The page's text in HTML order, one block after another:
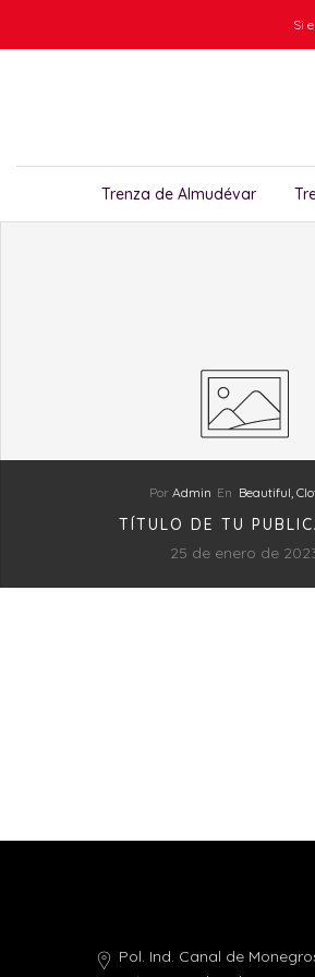
al
Si
Trenza de Almudévar
Por Admin En Beautiful,
TÍTULO DE TU
25 de enero de
Pol. Ind. Canal de